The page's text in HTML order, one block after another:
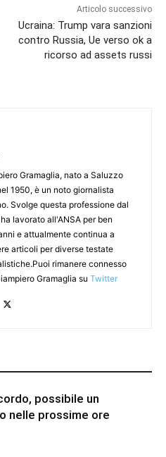
Articolo successivo
Ucraina: Trump vara sanzioni
contro Russia, Ue verso ok a
ricorso ad assets russi
Gramaglia, nato a Saluzzo
1950, è un noto giornalista
Svolge questa professione dal
lavorato all'ANSA per ben
e attualmente continua a
articoli per diverse testate
rimanere connesso
Gramaglia su Twitter
possibile un
nelle prossime ore